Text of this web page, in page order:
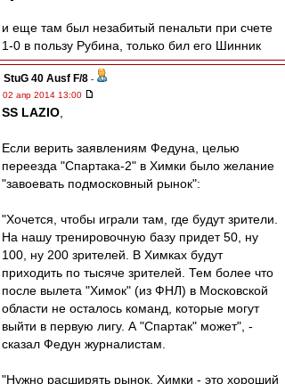
и еще там был незабитый пенальти при счете
1-0 в пользу Рубина, только бил его Шинник
StuG 40 Ausf F/8 -
02 апр 2014 13:00
SS LAZIO
Если верить заявлениям Федуна, целью
переезда "Спартака-2" в Химки было желание
"завоевать подмосковный рынок":
"Хочется, чтобы играли там, где будут зрители.
На нашу тренировочную базу придет 50, ну
100, ну 200 зрителей. В Химках будут
приходить по тысяче зрителей. Тем более что
после вылета "Химок" (из ФНЛ) в Московской
области не осталось команд, которые могут
выйти в первую лигу. А "Спартак" может", -
сказал Федун журналистам.
"Нужно расширять рынок. Химки - это хороший